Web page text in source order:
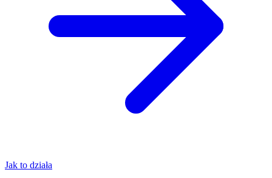
Jak to działa